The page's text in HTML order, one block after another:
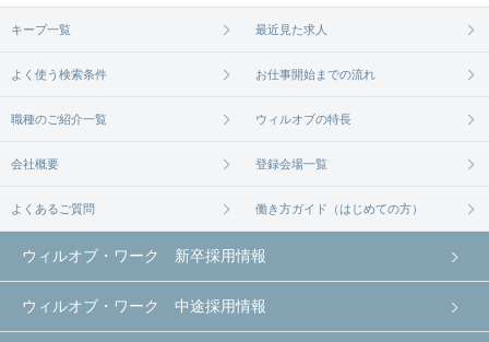
キープ一覧 最近見た求人
よく使う検索条件 お仕事開始までの流れ
職種のご紹介一覧 ウィルオブの特長
会社概要 登録会場一覧
よくあるご質問 働き方ガイド（はじめての方）
ウィルオブ・ワーク 新卒採用情報
ウィルオブ・ワーク 中途採用情報